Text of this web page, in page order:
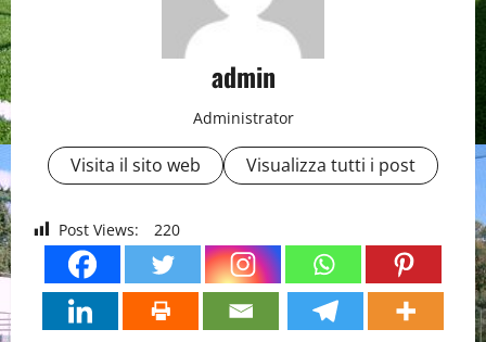
admin
Administrator
Visita il sito web Visualizza tutti i post
Post Views: 220